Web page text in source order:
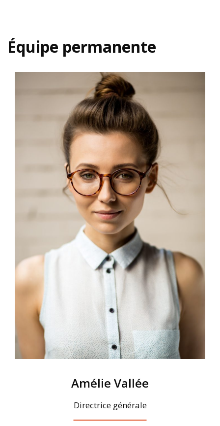
Équipe permanente
Amélie Vallée
Directrice générale